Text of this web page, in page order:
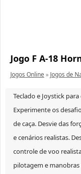
Jogo F A-18
Jogos Online» Jogos de
Teclado e Joystick
Experimente os
de caça. Desvie das
e cenários realistas.
controle de voo
pilotagem e